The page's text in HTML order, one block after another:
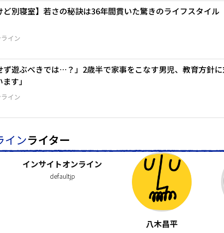
ど別寝室】若さの秘訣は36年間貫いた驚きのライフスタイル
イン
ず遊ぶべきでは…？」2歳半で家事をこなす男児、教育方針
す」
イン
インライター
インサイトオンライン
defaultjp
八木昌平